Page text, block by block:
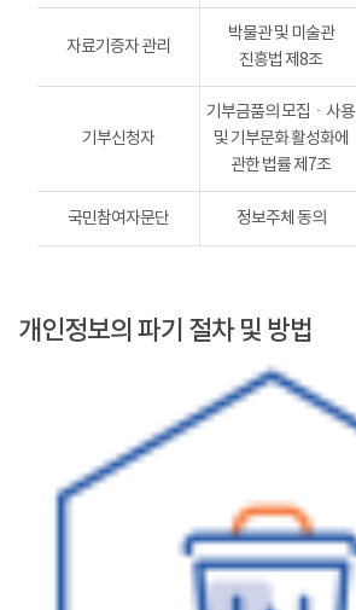
자료기증자 관리
박물관 및 미술관
진흥법 제8조
기부신청자
기부금품의 모집ㆍ사용
및 기부문화 활성화에
관한 법률 제7조
국민참여자문단 정보주체 동의
개인정보의 파기 절차 및 방법